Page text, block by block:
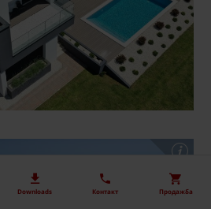
Downloads Контакт Продажба